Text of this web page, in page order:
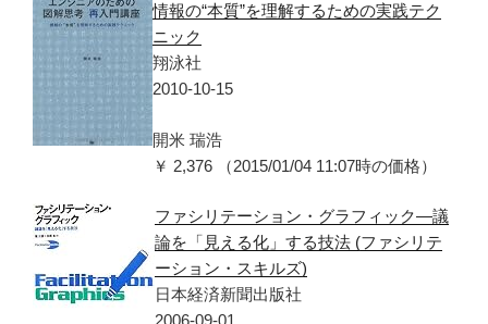
情報の“本質”を理解するための実践テク
ニック
翔泳社
2010-10-15
開米 瑞浩
￥ 2,376 （2015/01/04 11:07時の価格）
ファシリテーション・グラフィック―議
論を「見える化」する技法 (ファシリテ
ーション・スキルズ)
日本経済新聞出版社